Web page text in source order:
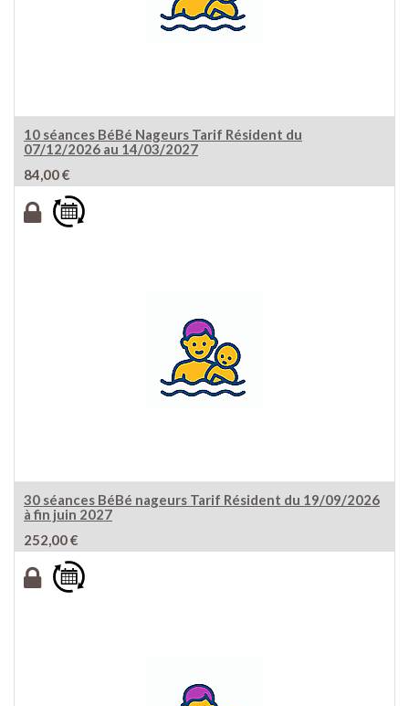
10 séances BéBé Nageurs Tarif Résident du
07/12/2026 au 14/03/2027
84,00€
30 séances BéBé nageurs Tarif Résident du 19/09/2026
à fin juin 2027
252,00€